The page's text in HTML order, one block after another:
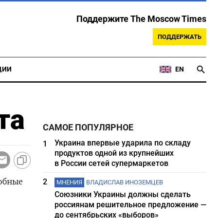
Поддержите The Moscow Times
ПОДДЕРЖАТЬ
EN
САМОЕ ПОПУЛЯРНОЕ
1
Украина впервые ударила по складу
продуктов одной из крупнейших
в России сетей супермаркетов
2
МНЕНИЯ ВЛАДИСЛАВ ИНОЗЕМЦЕВ
Союзники Украины должны сделать
россиянам решительное предложение —
до сентябрьских «выборов»